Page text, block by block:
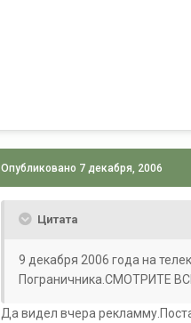
Опубликовано 7 декабря, 2006
Цитата
9 декабря 2006 года на
Пограничника.СМОТРИТЕ
Да видел вчера